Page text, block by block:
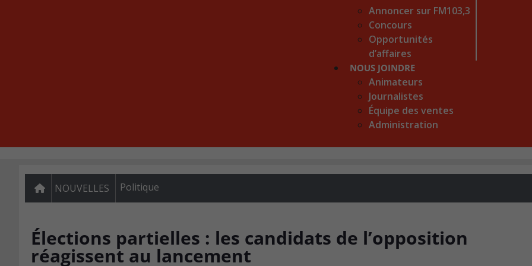
Annoncer sur FM103,3
Concours
Opportunités
d’affaires
NOUS JOINDRE
Animateurs
Journalistes
Équipe des ventes
Administration
NOUVELLES Politique
Élections partielles : les candidats de l’opposition
réagissent au lancement